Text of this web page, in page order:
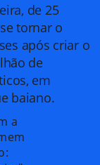
de 25
tornar o
após criar o
de
em
baiano.
a